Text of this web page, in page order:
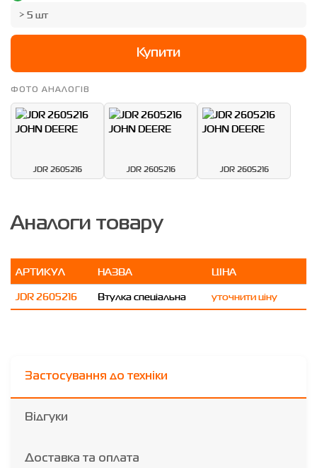
> 5 шт
Купити
ФОТО АНАЛОГІВ
JDR 2605216 JDR 2605216 JDR 2605216
Аналоги товару
АРТИКУЛ НАЗВА
ЦІНА
JDR 2605216
Втулка спеціальна уточнити ціну
Застосування до техніки
Відгуки
Доставка та оплата